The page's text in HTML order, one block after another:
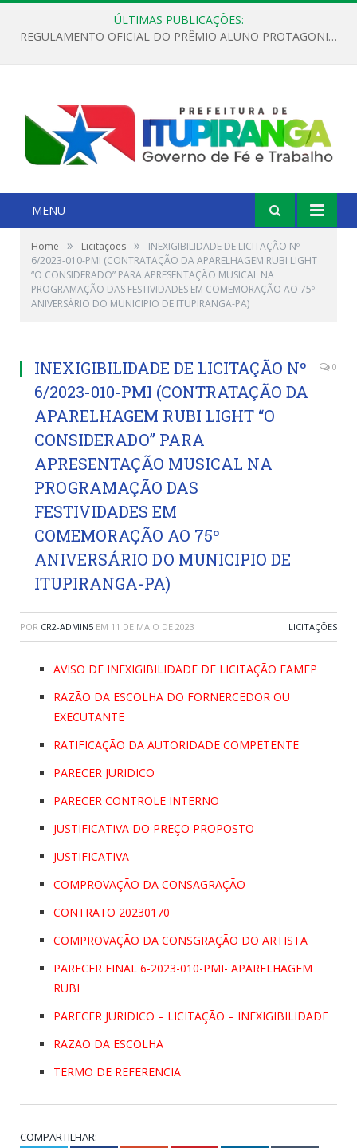
ÚLTIMAS PUBLICAÇÕES:
REGULAMENTO OFICIAL DO PRÊMIO ALUNO PROTAGONISTA – EDIÇÃO 2026
MENU
Home » Licitações »
INEXIGIBILIDADE DE LICITAÇÃO Nº
6/2023-010-PMI (CONTRATAÇÃO DA APARELHAGEM RUBI LIGHT
“O CONSIDERADO” PARA APRESENTAÇÃO MUSICAL NA
PROGRAMAÇÃO DAS FESTIVIDADES EM COMEMORAÇÃO AO 75º
ANIVERSÁRIO DO MUNICIPIO DE ITUPIRANGA-PA)
INEXIGIBILIDADE DE LICITAÇÃO Nº
6/2023-010-PMI (CONTRATAÇÃO DA
APARELHAGEM RUBI LIGHT “O
CONSIDERADO” PARA
APRESENTAÇÃO MUSICAL NA
PROGRAMAÇÃO DAS
FESTIVIDADES EM
COMEMORAÇÃO AO 75º
ANIVERSÁRIO DO MUNICIPIO DE
ITUPIRANGA-PA)
0
POR CR2-ADMIN5 EM 11 DE MAIO DE 2023 LICITAÇÕES
AVISO DE INEXIGIBILIDADE DE LICITAÇÃO FAMEP
RAZÃO DA ESCOLHA DO FORNERCEDOR OU
EXECUTANTE
RATIFICAÇÃO DA AUTORIDADE COMPETENTE
PARECER JURIDICO
PARECER CONTROLE INTERNO
JUSTIFICATIVA DO PREÇO PROPOSTO
JUSTIFICATIVA
COMPROVAÇÃO DA CONSAGRAÇÃO
CONTRATO 20230170
COMPROVAÇÃO DA CONSGRAÇÃO DO ARTISTA
PARECER FINAL 6-2023-010-PMI- APARELHAGEM
RUBI
PARECER JURIDICO – LICITAÇÃO – INEXIGIBILIDADE
RAZAO DA ESCOLHA
TERMO DE REFERENCIA
COMPARTILHAR: